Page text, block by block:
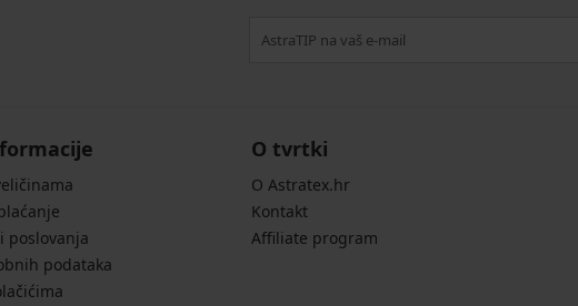
poslovanja
podataka
O tvrtki
O Astratex.hr
Kontakt
Affiliate program